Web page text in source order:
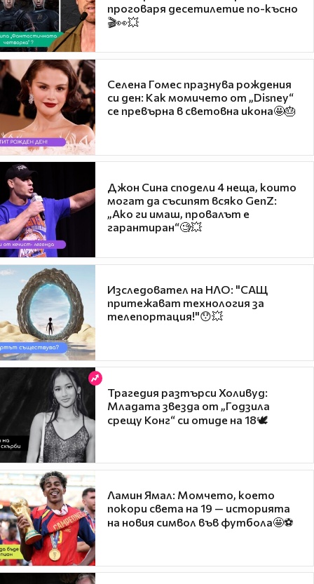
проговаря десетилетие по-късно
🎬👀💥
Селена Гомес празнува рождения
си ден: Как момичето от „Disney“
се превърна в световна икона🤩🎂
Джон Сина сподели 4 неща, които
могат да съсипят всяко GenZ:
„Ако ги имаш, провалът е
гарантиран“🧐💥
Изследовател на НЛО: "САЩ
притежават технология за
телепортация!"😯💥
Трагедия разтърси Холивуд:
Младата звезда от „Годзила
срещу Конг“ си отиде на 18🕊️
Ламин Ямал: Момчето, което
покори света на 19 — историята
на новия символ във футбола🤩⚽